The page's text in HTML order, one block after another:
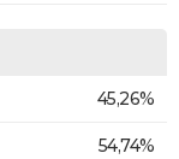
45,26%
54,74%